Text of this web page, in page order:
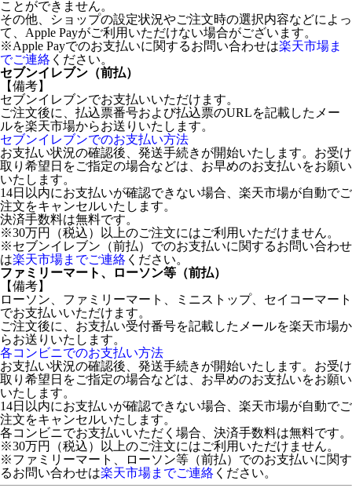
ことができません。
その他、ショップの設定状況やご注文時の選択内容などによっ
て、Apple Payがご利用いただけない場合がございます。
※Apple Payでのお支払いに関するお問い合わせは楽天市場ま
でご連絡 ください。
セブンイレブン（前払）
【備考】
セブンイレブンでお支払いいただけます。
ご注文後に、払込票番号および払込票のURLを記載したメー
ルを楽天市場からお送りいたします。
セブンイレブンでのお支払い方法
お支払い状況の確認後、発送手続きが開始いたします。お受け
取り希望日をご指定の場合などは、お早めのお支払いをお願い
いたします。
14日以内にお支払いが確認できない場合、楽天市場が自動でご
注文をキャンセルいたします。
決済手数料は無料です。
※30万円（税込）以上のご注文にはご利用いただけません。
※セブンイレブン（前払）でのお支払いに関するお問い合わせ
は楽天市場までご連絡 ください。
ファミリーマート、ローソン等（前払）
【備考】
ローソン、ファミリーマート、ミニストップ、セイコーマート
でお支払いいただけます。
ご注文後に、お支払い受付番号を記載したメールを楽天市場か
らお送りいたします。
各コンビニでのお支払い方法
お支払い状況の確認後、発送手続きが開始いたします。お受け
取り希望日をご指定の場合などは、お早めのお支払いをお願い
いたします。
14日以内にお支払いが確認できない場合、楽天市場が自動でご
注文をキャンセルいたします。
各コンビニでお支払いいただく場合、決済手数料は無料です。
※30万円（税込）以上のご注文にはご利用いただけません。
※ファミリーマート、ローソン等（前払）でのお支払いに関す
るお問い合わせは楽天市場までご連絡 ください。